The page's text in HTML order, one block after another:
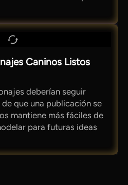
Caninos Listos
deberían seguir
que una publicación se
mantiene más fáciles de
para futuras ideas